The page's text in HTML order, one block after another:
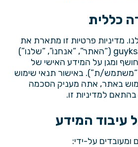
מדיניות פרטיות זו מתארת את
(“האתר”, “אנחנו”, “שלנו”)
ומגן על המידע האישי של
ת”). באישור תנאי שימוש
באתר, אתה מעניק הסכמה
למדיניות זו.
ומעובדים על-ידי: